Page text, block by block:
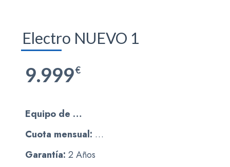
Electro NUEVO 1
9.999€
Equipo de …
Cuota mensual: …
Garantía: 2 Años